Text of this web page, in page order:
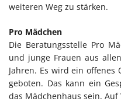
weiteren Weg zu stärken.
Pro Mädchen
Die Beratungsstelle Pro
und junge Frauen aus
Jahren. Es wird ein
geboten. Das kann ein
das Mädchenhaus sein.